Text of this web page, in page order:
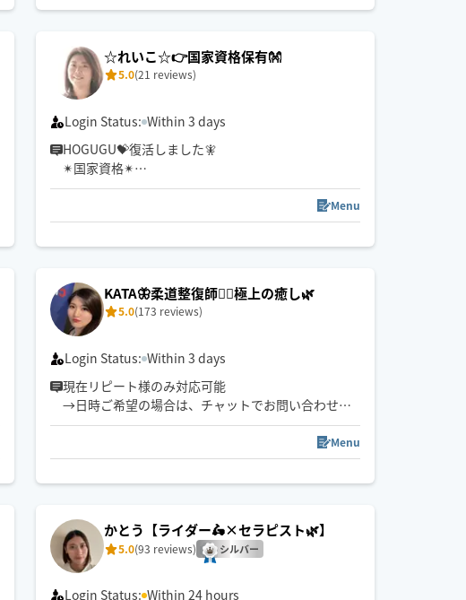
お気軽にメッセージしてください✉️
🪽‪公共交通機関にて移動します🪽‪
遠方の方は90分～お受けいたします🙇🏻‍♀️
☆れいこ☆👉国家資格保有👐
5.0(21 reviews)
Login Status: Within 3 days
HOGUGU💝復活しました🧚
✴国家資格✴
あん摩マッサージ指圧師👍
💮皆様に極上のリラクゼーションタイムを
したー🙌
またどうぞよろしくお願いします🙇
Menu
KATA🦋柔道整復師💁‍♀️極上の癒し🌿
5.0(173 reviews)
Login Status: Within 3 days
現在リピート様のみ対応可能
→日時ご希望の場合は、チャットでお問い合わせく
ださい✨
⚠️クーポン利用は私の施術リピート様のみです！！
※ご新規様の予約確定はメッセージの返信確認次第
です
をお断りする場合がございますのでご了承ください
Menu
かとう【ライダー🛵×セラピスト🌿】
5.0(93 reviews) シルバー
Login Status: Within 24 hours